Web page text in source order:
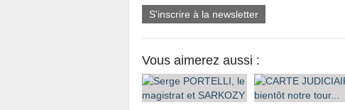
S'inscrire à la newsletter
Vous aimerez aussi :